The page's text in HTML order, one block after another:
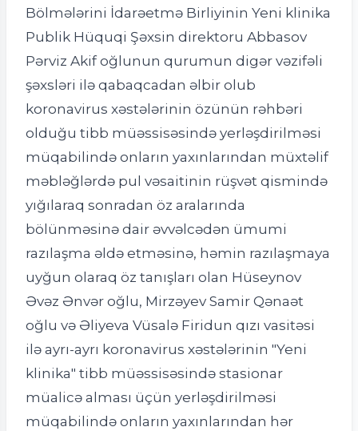
Bölmələrini İdarəetmə Birliyinin Yeni klinika
Publik Hüquqi Şəxsin direktoru Abbasov
Pərviz Akif oğlunun qurumun digər vəzifəli
şəxsləri ilə qabaqcadan əlbir olub
koronavirus xəstələrinin özünün rəhbəri
olduğu tibb müəssisəsində yerləşdirilməsi
müqabilində onların yaxınlarından müxtəlif
məbləğlərdə pul vəsaitinin rüşvət qismində
yığılaraq sonradan öz aralarında
bölünməsinə dair əvvəlcədən ümumi
razılaşma əldə etməsinə, həmin razılaşmaya
uyğun olaraq öz tanışları olan Hüseynov
Əvəz Ənvər oğlu, Mirzəyev Samir Qənaət
oğlu və Əliyeva Vüsalə Firidun qızı vasitəsi
ilə ayrı-ayrı koronavirus xəstələrinin "Yeni
klinika" tibb müəssisəsində stasionar
müalicə alması üçün yerləşdirilməsi
müqabilində onların yaxınlarından hər